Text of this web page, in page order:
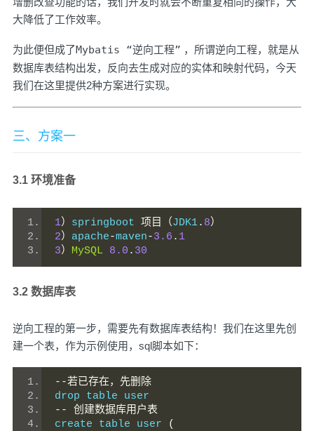
大降低了工作效率。
为此便但成了Mybatis “逆向工程” ，所谓逆向工程，就是从
数据库表结构出发，反向去生成对应的实体和映射代码，今天
我们在这里提供2种方案进行实现。
三、方案一
3.1 环境准备
1） springboot 项目（JDK1. 8）
2） apache-maven-3.6 . 1
3） MySQL 8.0 . 30
3.2 数据库表
逆向工程的第一步，需要先有数据库表结构！我们在这里先创
建一个表，作为示例使用，sql脚本如下：
--若已存在，先删除
drop table user
--
创建数据库用户表
create table user
(